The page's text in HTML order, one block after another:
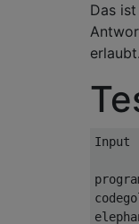
Das ist
erlaubt.